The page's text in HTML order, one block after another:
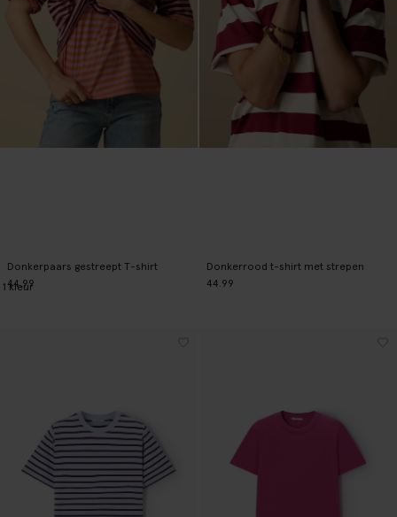
Donkerpaars gestreept T-shirt
44.99
1kleur
Donkerrood t-shirt met strepen
44.99